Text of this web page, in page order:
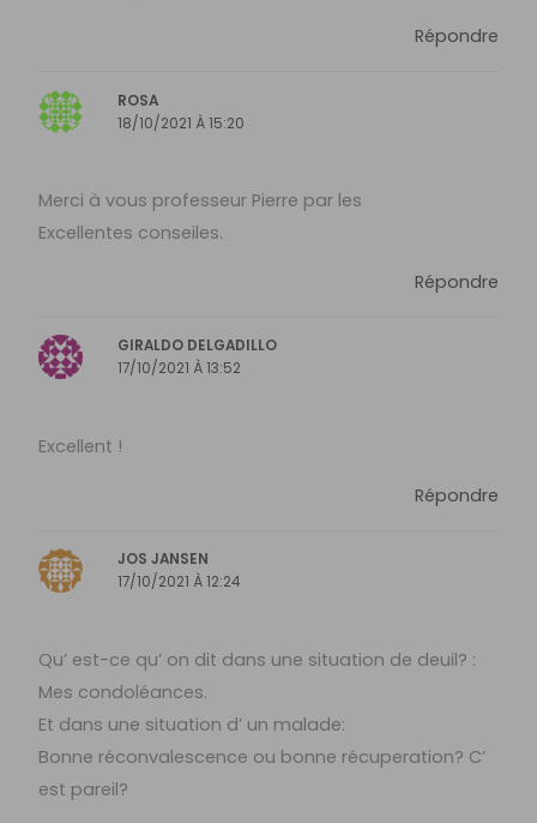
Répondre
ROSA
18/10/2021 À 15:20
Merci à vous professeur Pierre par les
Excellentes conseiles.
Répondre
GIRALDO DELGADILLO
17/10/2021 À 13:52
Excellent !
Répondre
JOS JANSEN
17/10/2021 À 12:24
Qu’ est-ce qu’ on dit dans une situation de deuil? :
Mes condoléances.
Et dans une situation d’ un malade:
Bonne réconvalescence ou bonne récuperation? C’
est pareil?